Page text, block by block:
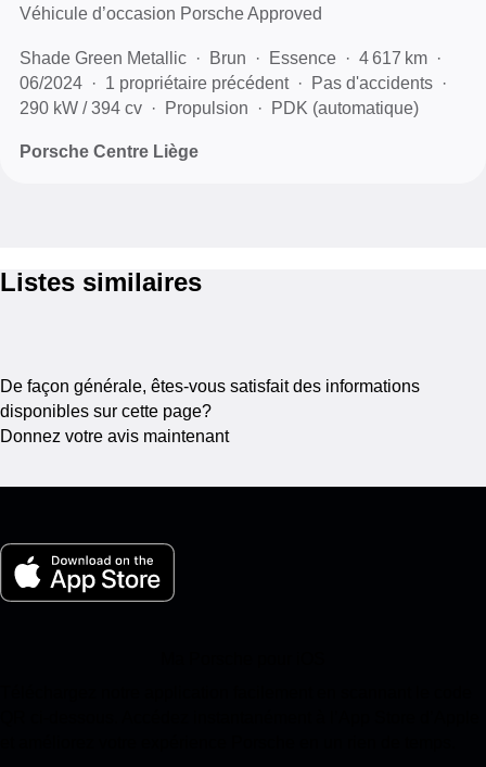
Véhicule d’occasion Porsche Approved
Shade Green Metallic Brun Essence
4 617 km
06/2024
1 propriétaire précédent
Pas d'accidents
290 kW / 394 cv
Propulsion PDK (automatique)
Porsche Centre Liège
Listes similaires
De façon générale, êtes-vous satisfait des informations
disponibles sur cette page?
Donnez votre avis maintenant